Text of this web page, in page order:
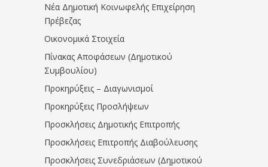
Νέα Δημοτική Κοινωφελής Επιχείρηση
Πρέβεζας
Οικονομικά Στοιχεία
Πίνακας Αποφάσεων (Δημοτικού
Συμβουλίου)
Προκηρύξεις – Διαγωνισμοί
Προκηρύξεις Προσλήψεων
Προσκλήσεις Δημοτικής Επιτροπής
Προσκλήσεις Επιτροπής Διαβούλευσης
Προσκλήσεις Συνεδριάσεων (Δημοτικού